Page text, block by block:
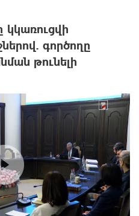
կկառուցվի
գործողը
թունելի